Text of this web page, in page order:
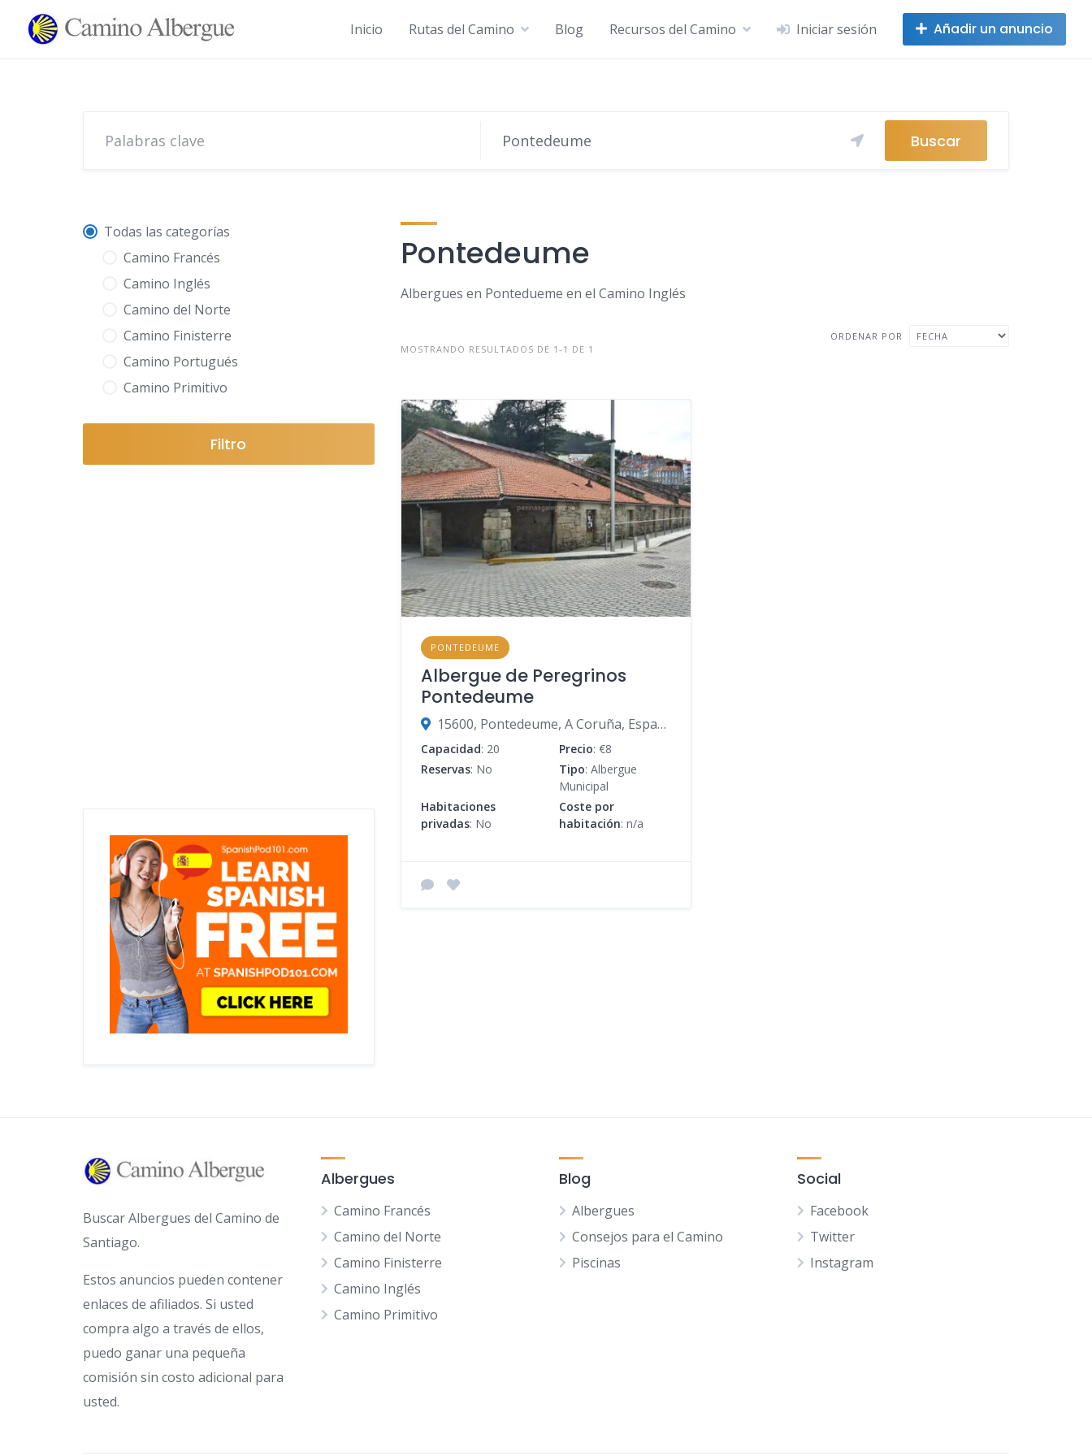
contenido
Inicio Rutas del Camino Blog Recursos del Camino Iniciar sesión Añadir un anuncio
Buscar
Todas las categorías
Camino Francés
Camino Inglés
Camino del Norte
Camino Finisterre
Camino Portugués
Camino Primitivo
Filtro
Pontedeume
Albergues en Pontedueme en el Camino Inglés
MOSTRANDO RESULTADOS DE 1-1 DE 1
ORDENAR POR
PONTEDEUME
Albergue de Peregrinos
Pontedeume
15600, Pontedeume, A Coruña, España
Capacidad: 20 Precio: €8
Reservas: No Tipo: Albergue
Municipal
Habitaciones
privadas: No
Coste por
habitación: n/a
Buscar Albergues del Camino de
Santiago.
Estos anuncios pueden contener
enlaces de afiliados. Si usted
compra algo a través de ellos,
puedo ganar una pequeña
comisión sin costo adicional para
usted.
Albergues
Camino Francés
Camino del Norte
Camino Finisterre
Camino Inglés
Camino Primitivo
Blog
Albergues
Consejos para el Camino
Piscinas
Social
Facebook
Twitter
Instagram